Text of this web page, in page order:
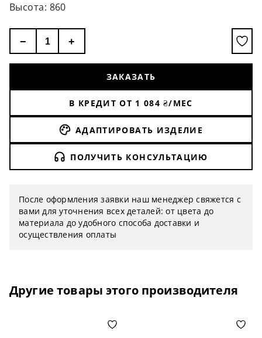
Высота: 860
− +
ЗАКАЗАТЬ
В КРЕДИТ ОТ 1 084 ₴/МЕС
АДАПТИРОВАТЬ ИЗДЕЛИЕ
ПОЛУЧИТЬ КОНСУЛЬТАЦИЮ
После оформления заявки наш менеджер свяжется с
вами для уточнения всех деталей: от цвета до
материала до удобного способа доставки и
осуществления оплаты
Другие товары этого производителя